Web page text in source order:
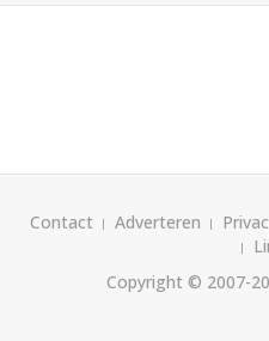
Contact Adverteren
Copyright © 2007-